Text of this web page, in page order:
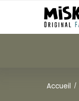
Accueil /